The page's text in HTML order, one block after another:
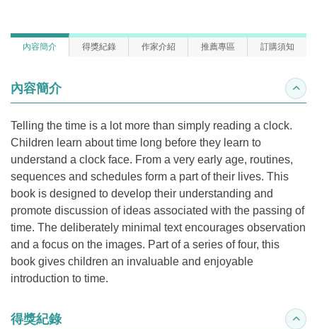
內容簡介 得獎紀錄 作家介紹 推薦專區 訂購須知
內容簡介 收合
Telling the time is a lot more than simply reading a clock.
Children learn about time long before they learn to
understand a clock face. From a very early age, routines,
sequences and schedules form a part of their lives. This
book is designed to develop their understanding and
promote discussion of ideas associated with the passing of
time. The deliberately minimal text encourages observation
and a focus on the images. Part of a series of four, this
book gives children an invaluable and enjoyable
introduction to time.
得獎紀錄 收合